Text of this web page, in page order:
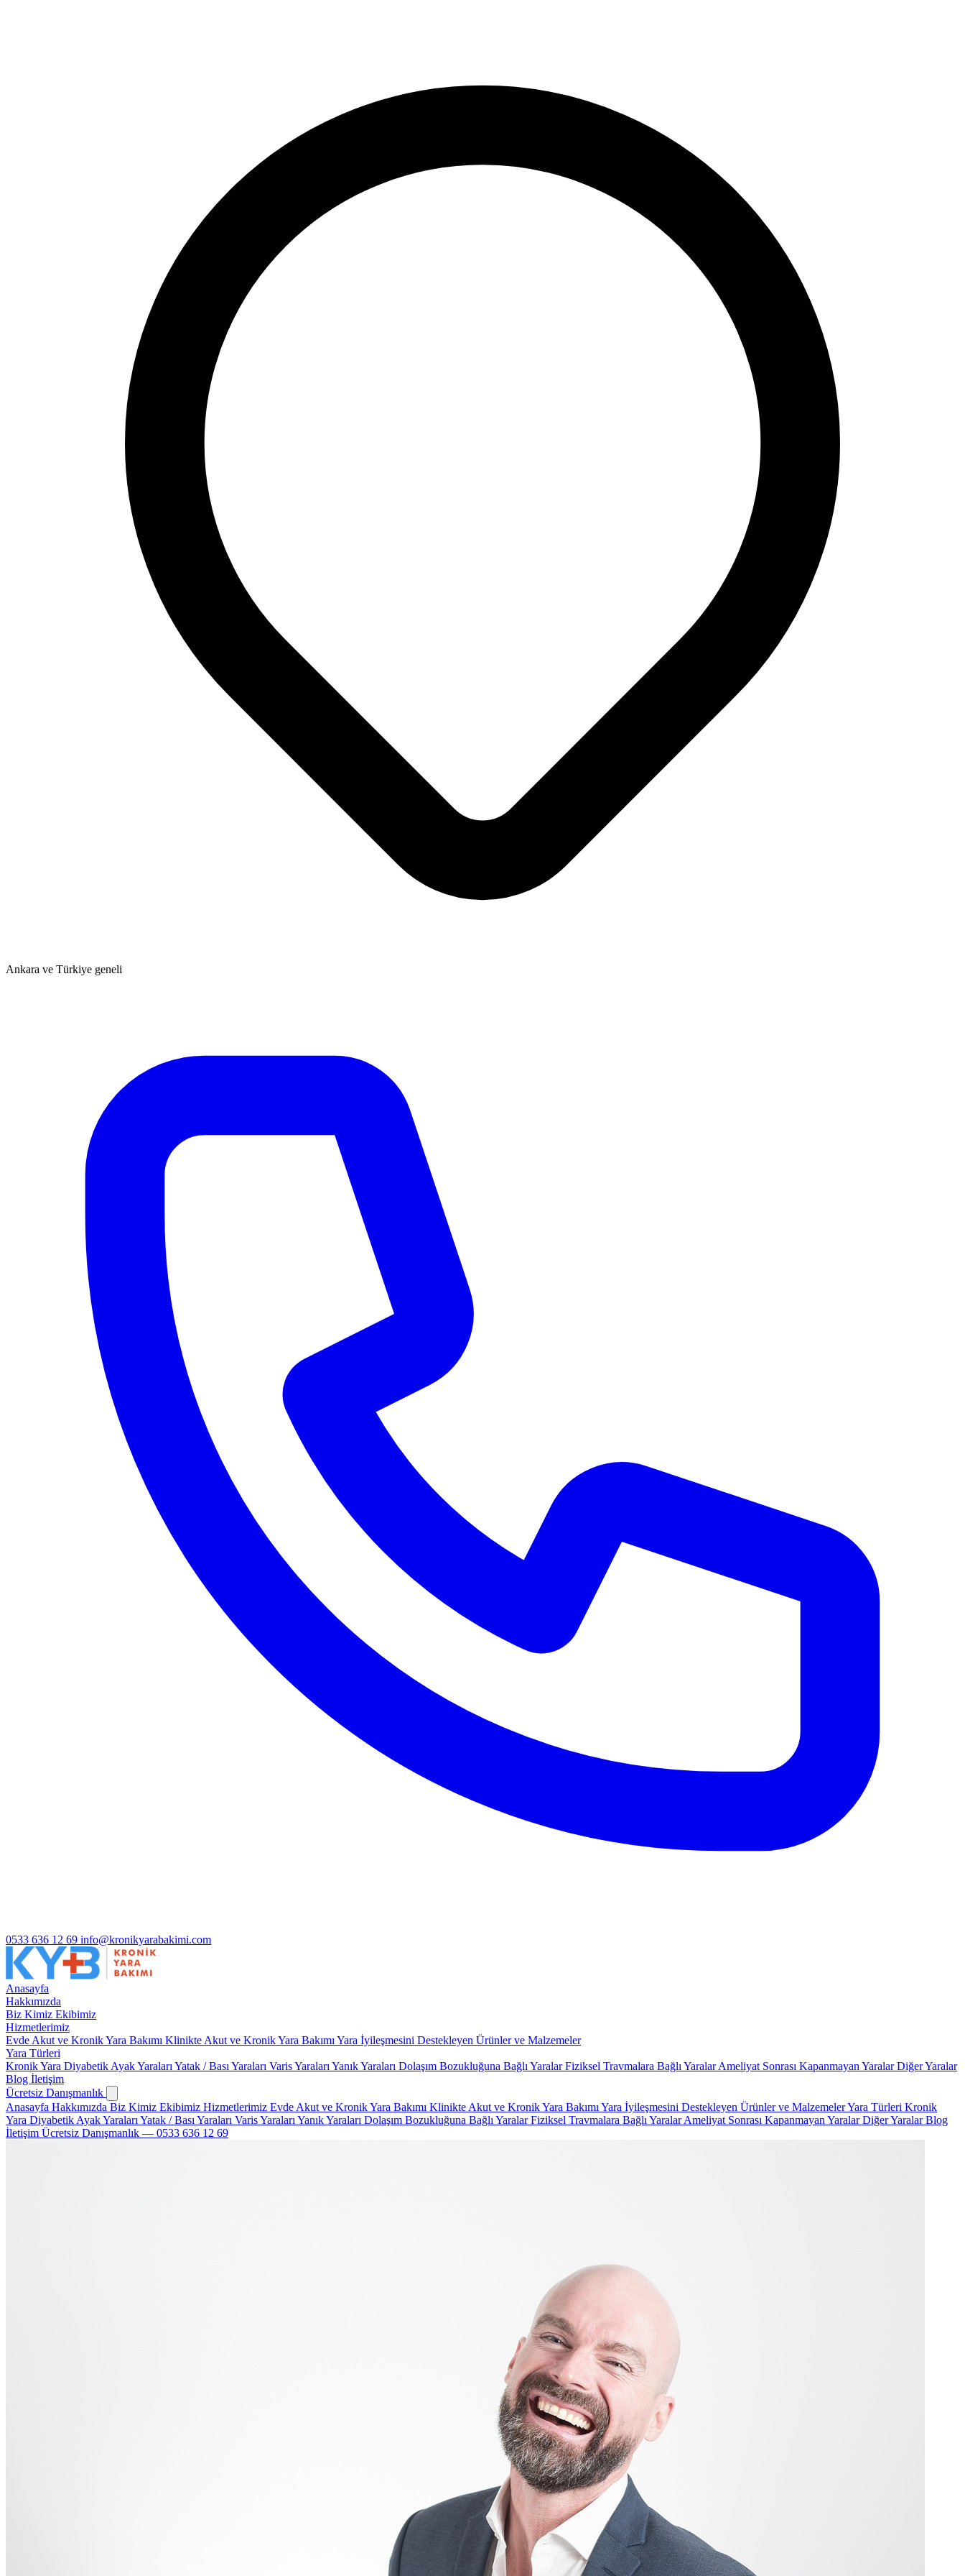
Ankara ve Türkiye geneli
0533 636 12 69 info@kronikyarabakimi.com
Anasayfa
Hakkımızda
Biz Kimiz Ekibimiz
Hizmetlerimiz
Evde Akut ve Kronik Yara Bakımı Klinikte Akut ve Kronik Yara Bakımı Yara İyileşmesini Destekleyen Ürünler ve Malzemeler
Yara Türleri
Kronik Yara Diyabetik Ayak Yaraları Yatak / Bası Yaraları Varis Yaraları Yanık Yaraları Dolaşım Bozukluğuna Bağlı YaralarFiziksel Travmalara Bağlı YaralarAmeliyat Sonrası Kapanmayan YaralarDiğer Yaralar
Blog İletişim
Ücretsiz Danışmanlık
Anasayfa Hakkımızda Biz Kimiz Ekibimiz Hizmetlerimiz Evde Akut ve Kronik Yara Bakımı Klinikte Akut ve Kronik Yara Bakımı Yara İyileşmesini Destekleyen Ürünler ve MalzemelerYara Türleri Kronik
Yara Diyabetik Ayak Yaraları Yatak / Bası Yaraları Varis Yaraları Yanık Yaraları Dolaşım Bozukluğuna Bağlı YaralarFiziksel Travmalara Bağlı YaralarAmeliyat Sonrası Kapanmayan YaralarDiğer YaralarBlog
İletişim Ücretsiz Danışmanlık — 0533 636 12 69